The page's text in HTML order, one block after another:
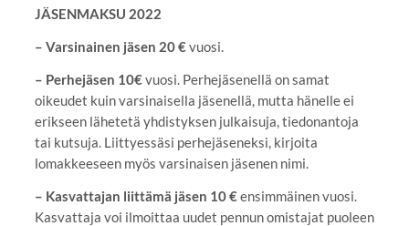
JÄSENMAKSU 2022
– Varsinainen jäsen 20 €vuosi.
– Perhejäsen 10€vuosi. Perhejäsenellä on samat
oikeudet kuin varsinaisella jäsenellä, mutta hänelle ei
erikseen lähetetä yhdistyksen julkaisuja, tiedonantoja
tai kutsuja. Liittyessäsi perhejäseneksi, kirjoita
lomakkeeseen myös varsinaisen jäsenen nimi.
– Kasvattajan liittämä jäsen 10 €ensimmäinen vuosi.
Kasvattaja voi ilmoittaa uudet pennun omistajat puoleen